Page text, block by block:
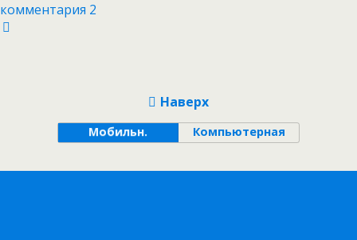
комментария 2
Наверх
Мобильн. Компьютерная